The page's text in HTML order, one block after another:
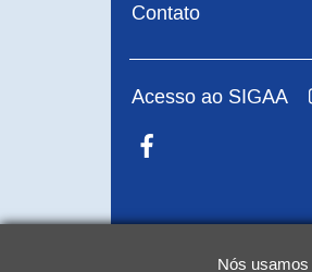
Nós
Contato
Acesso ao SIGAA